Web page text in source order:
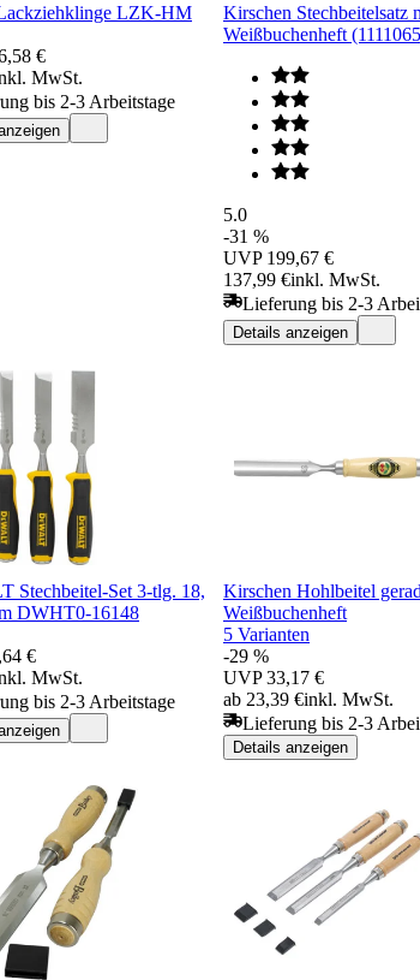
LZK-HM
€
MwSt.
bis 2-3 Arbeitstage
Kirschen Stechbeitelsatz
Weißbuchenheft
5.0
-31 %
UVP 199,67 €
137,99 €inkl. MwSt.
Lieferung bis 2-3
Details anzeigen
Stechbeitel-Set 3-tlg. 18,
DWHT0-16148
€
MwSt.
bis 2-3 Arbeitstage
Kirschen Hohlbeitel
Weißbuchenheft
5 Varianten
-29 %
UVP 33,17 €
ab 23,39 €inkl. MwSt.
Lieferung bis 2-3
Details anzeigen